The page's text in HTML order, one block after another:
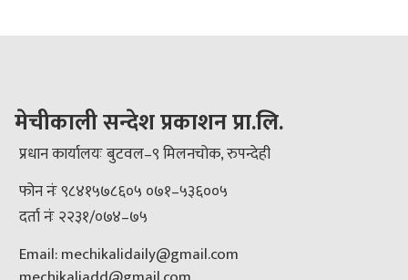
मेचीकाली सन्देश प्रकाशन प्रा.लि.
प्रधान कार्यालयः बुटवल–९ मिलनचोक, रुपन्देही
फोन नंः ९८४१५७८६०५ ०७१–५३६००५
दर्ता नंः २२३१/०७४–७५
Email: mechikalidaily@gmail.com